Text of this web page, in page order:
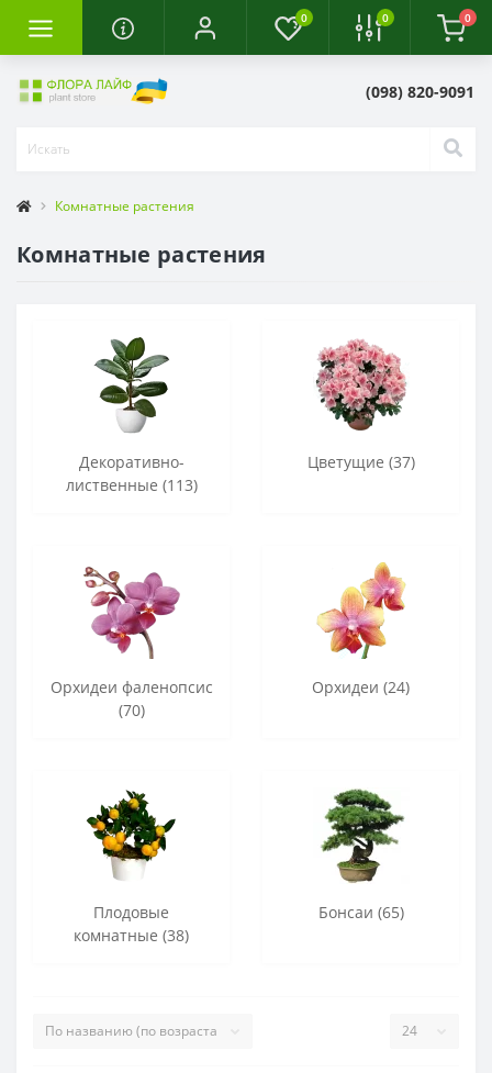
0 0 0
(098) 820-9091
Комнатные растения
Комнатные растения
Декоративно-
лиственные (113)
Цветущие (37)
Орхидеи фаленопсис
(70)
Орхидеи (24)
Плодовые
комнатные (38)
Бонсаи (65)